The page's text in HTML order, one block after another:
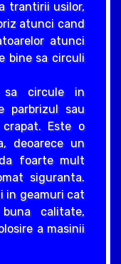
trantirii usilor,
atunci cand
atunci
bine sa circuli
sa circule in
parbrizul sau
Este o
deoarece un
foarte mult
siguranta.
in geamuri cat
calitate,
a masinii